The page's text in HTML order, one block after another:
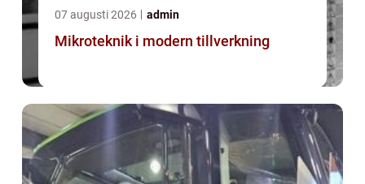
07 augusti 2026 admin
Mikroteknik i modern tillverkning